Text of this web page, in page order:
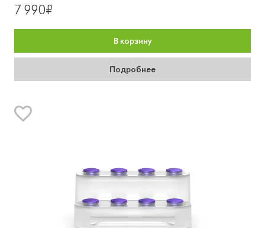
7 990₽
В корзину
Подробнее